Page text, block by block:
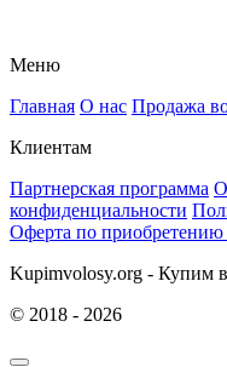
Меню
Главная О нас Продажа
Клиентам
Партнерская программа
конфиденциальности
Оферта по приобретению
Kupimvolosy.org - Купим
© 2018 - 2026